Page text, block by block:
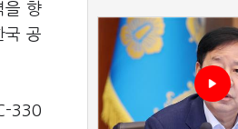
을 향
국 공
330